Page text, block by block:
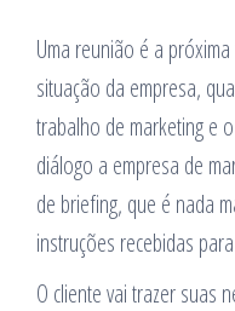
Uma reunião é a
situação da empresa,
trabalho de marketing e
diálogo a empresa de
de briefing, que é nada
instruções recebidas
O cliente vai trazer suas